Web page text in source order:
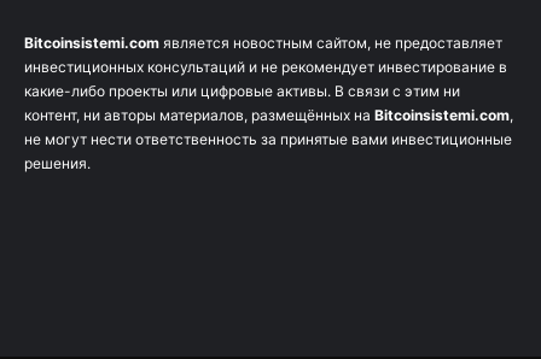
Bitcoinsistemi.com является новостным сайтом, не предоставляет
инвестиционных консультаций и не рекомендует инвестирование в
какие-либо проекты или цифровые активы. В связи с этим ни
контент, ни авторы материалов, размещённых на Bitcoinsistemi.com,
не могут нести ответственность за принятые вами инвестиционные
решения.